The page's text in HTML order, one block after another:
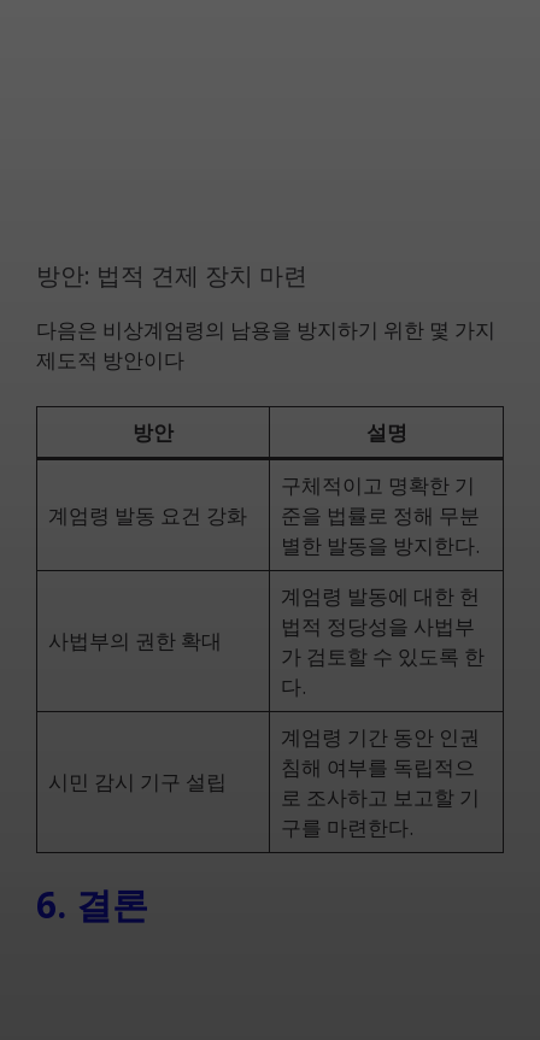
방안: 법적 견제 장치 마련
다음은 비상계엄령의 남용을 방지하기 위한 몇 가지
제도적 방안이다
방안 설명
계엄령 발동 요건 강화
구체적이고 명확한 기
준을 법률로 정해 무분
별한 발동을 방지한다.
사법부의 권한 확대
계엄령 발동에 대한 헌
법적 정당성을 사법부
가 검토할 수 있도록 한
다.
시민 감시 기구 설립
계엄령 기간 동안 인권
침해 여부를 독립적으
로 조사하고 보고할 기
구를 마련한다.
6. 결론